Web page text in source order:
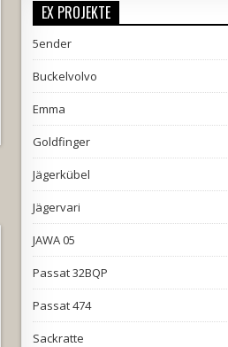
EX PROJEKTE
5ender
Buckelvolvo
Emma
Goldfinger
Jägerkübel
Jägervari
JAWA 05
Passat 32BQP
Passat 474
Sackratte